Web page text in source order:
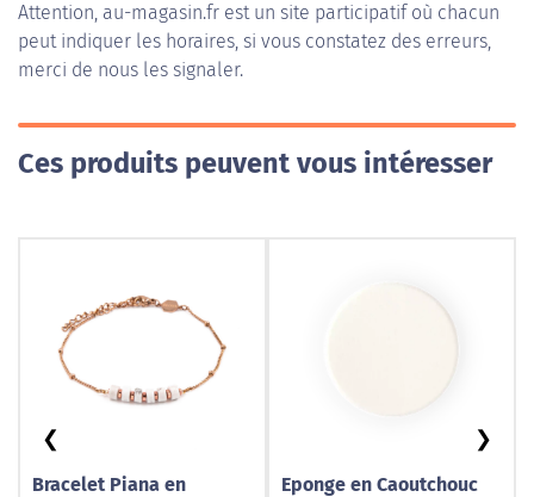
Attention, au-magasin.fr est un site participatif où chacun
peut indiquer les horaires, si vous constatez des erreurs,
merci de nous les signaler.
Ces produits peuvent vous intéresser
Bracelet Piana en
Eponge en Caoutchouc
❮ ❯